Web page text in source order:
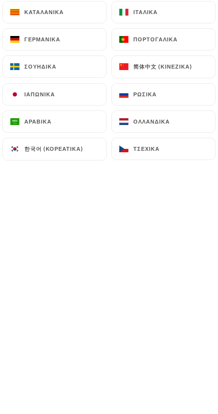
ΚΑΤΑΛΑΝΙΚΆ ΙΤΑΛΙΚΆ
ΓΕΡΜΑΝΙΚΆ ΠΟΡΤΟΓΑΛΙΚΆ
ΣΟΥΗΔΙΚΆ 简体中文 (ΚΙΝΈΖΙΚΑ)
ΙΑΠΩΝΙΚΆ ΡΩΣΙΚΆ
ΑΡΑΒΙΚΆ ΟΛΛΑΝΔΙΚΆ
한국어 (ΚΟΡΕΆΤΙΚΑ) ΤΣΈΧΙΚΑ
ΚΑΤΑΛΑΝΙΚΆ ΙΤΑΛΙΚΆ
ΓΕΡΜΑΝΙΚΆ ΠΟΡΤΟΓΑΛΙΚΆ
ΣΟΥΗΔΙΚΆ 简体中文 (ΚΙΝΈΖΙΚΑ)
ΙΑΠΩΝΙΚΆ ΡΩΣΙΚΆ
ΑΡΑΒΙΚΆ ΟΛΛΑΝΔΙΚΆ
한국어 (ΚΟΡΕΆΤΙΚΑ) ΤΣΈΧΙΚΑ